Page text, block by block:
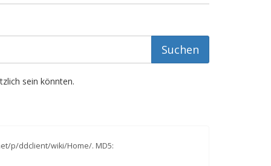
sein könnten.
p/ddclient/wiki/Home/. MD5: